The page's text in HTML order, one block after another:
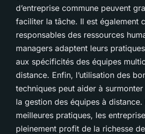
d’entreprise commune peuvent
faciliter la tâche. Il est également
responsables des ressources
managers adaptent leurs
aux spécificités des équipes
distance. Enfin, l’utilisation des
techniques peut aider à
la gestion des équipes à
meilleures pratiques, les
pleinement profit de la richesse